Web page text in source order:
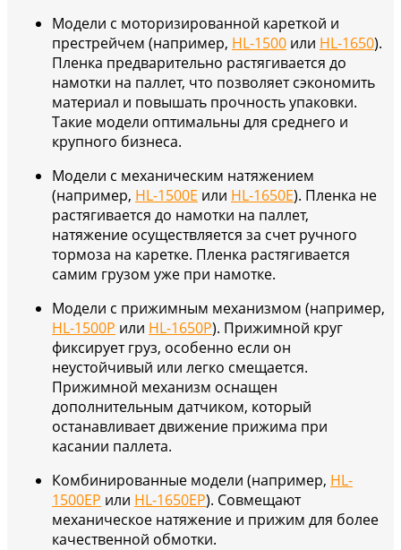
Модели с моторизированной кареткой и
престрейчем (например, HL-1500 или HL-1650).
Пленка предварительно растягивается до
намотки на паллет, что позволяет сэкономить
материал и повышать прочность упаковки.
Такие модели оптимальны для среднего и
крупного бизнеса.
Модели с механическим натяжением
(например, HL-1500E или HL-1650E). Пленка не
растягивается до намотки на паллет,
натяжение осуществляется за счет ручного
тормоза на каретке. Пленка растягивается
самим грузом уже при намотке.
Модели с прижимным механизмом (например,
HL-1500P или HL-1650P). Прижимной круг
фиксирует груз, особенно если он
неустойчивый или легко смещается.
Прижимной механизм оснащен
дополнительным датчиком, который
останавливает движение прижима при
касании паллета.
Комбинированные модели (например, HL-
1500EP или HL-1650EP). Совмещают
механическое натяжение и прижим для более
качественной обмотки.